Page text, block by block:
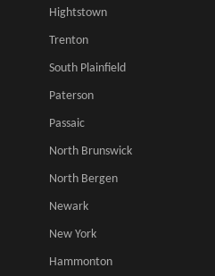
Hightstown
Trenton
South Plainfield
Paterson
Passaic
North Brunswick
North Bergen
Newark
New York
Hammonton